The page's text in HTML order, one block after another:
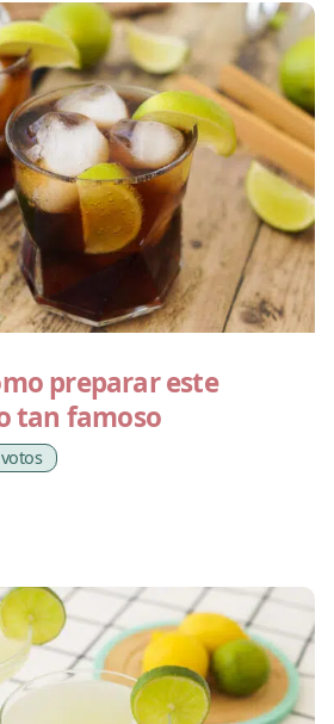
preparar este
tan famoso